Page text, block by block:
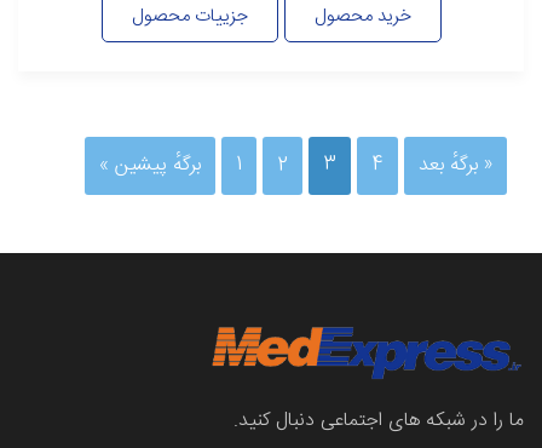
خرید محصول جزییات محصول
« برگه‌ٔ پیشین 1 2 3 4 برگهٔ بعد »
ما را در شبکه های اجتماعی دنبال کنید.